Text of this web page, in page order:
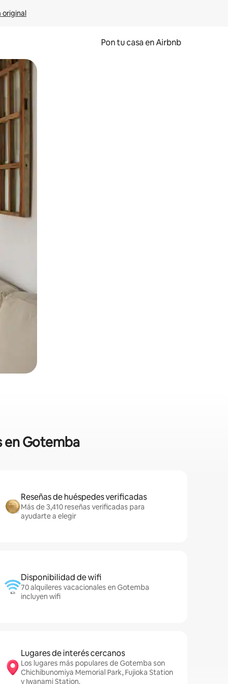
original
Pon tu casa en Airbnb
desliza el dedo.
en Gotemba
Reseñas de huéspedes verificadas
Más de 3,410 reseñas verificadas para
ayudarte a elegir
Disponibilidad de wifi
70 alquileres vacacionales en Gotemba
incluyen wifi
Lugares de interés cercanos
Los lugares más populares de Gotemba son
Chichibunomiya Memorial Park, Fujioka Station
y Iwanami Station.